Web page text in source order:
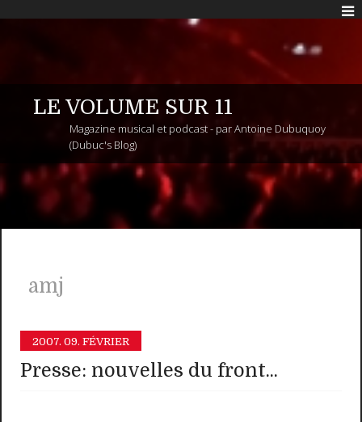
LE VOLUME SUR 11
Magazine musical et podcast - par Antoine Dubuquoy
(Dubuc's Blog)
amj
2007. 09. FÉVRIER
Presse: nouvelles du front...